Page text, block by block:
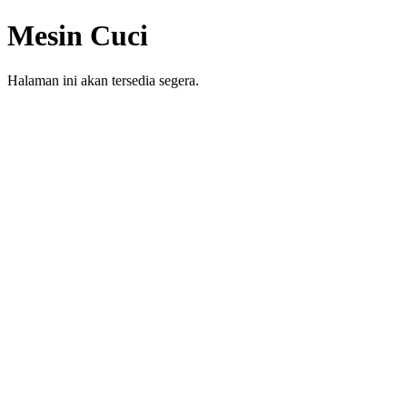
Mesin Cuci
Halaman ini akan tersedia segera.